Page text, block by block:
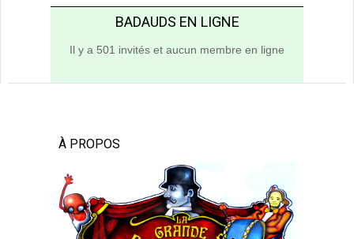
BADAUDS EN LIGNE
Il y a 501 invités et aucun membre en ligne
À PROPOS